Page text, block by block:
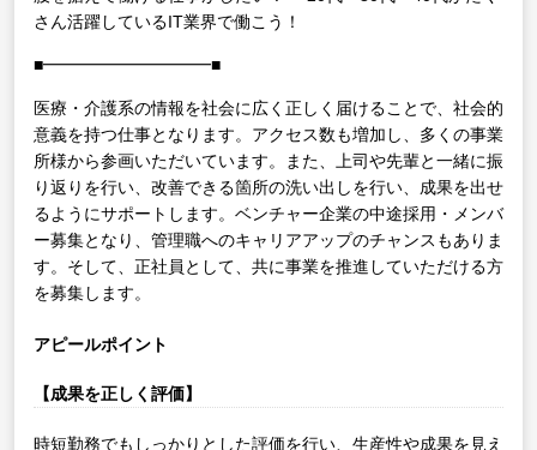
さん活躍しているIT業界で働こう！
■━━━━━━━━━━■
医療・介護系の情報を社会に広く正しく届けることで、社会的
意義を持つ仕事となります。アクセス数も増加し、多くの事業
所様から参画いただいています。また、上司や先輩と一緒に振
り返りを行い、改善できる箇所の洗い出しを行い、成果を出せ
るようにサポートします。ベンチャー企業の中途採用・メンバ
ー募集となり、管理職へのキャリアアップのチャンスもありま
す。そして、正社員として、共に事業を推進していただける方
を募集します。
アピールポイント
【成果を正しく評価】
時短勤務でもしっかりとした評価を行い、生産性や成果を見え